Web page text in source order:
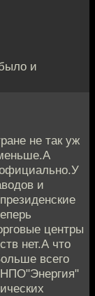
и
не так уж
и
центры
нет.А что
всего
НПО"Энергия"